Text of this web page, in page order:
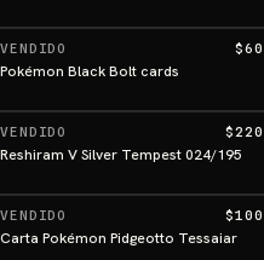
VENDIDO $60
Pokémon Black Bolt cards
VENDIDO $220
Reshiram V Silver Tempest 024/195
VENDIDO $100
Carta Pokémon Pidgeotto Tessaiar